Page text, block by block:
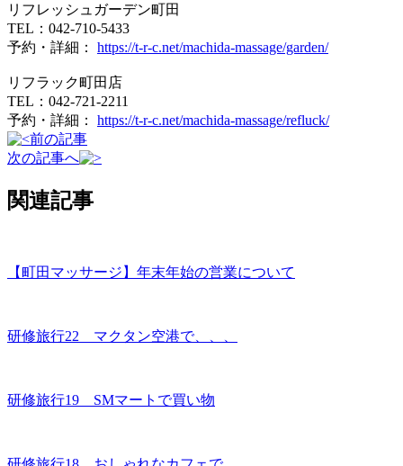
リフレッシュガーデン町田
TEL：042-710-5433
予約・詳細： https://t-r-c.net/machida-massage/garden/
リフラック町田店
TEL：042-721-2211
予約・詳細： https://t-r-c.net/machida-massage/refluck/
前の記事
次の記事へ
関連記事
【町田マッサージ】年末年始の営業について
研修旅行22 マクタン空港で、、、
研修旅行19 SMマートで買い物